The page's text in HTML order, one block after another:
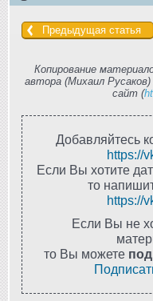
Предыдущая статья
Копирование
автора (Михаил
сайт (
Добавляйтесь
https://
Если Вы хотите
то
https://
Если Вы не
то Вы можете